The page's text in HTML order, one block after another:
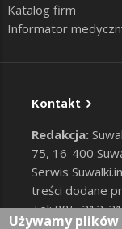
Katalog firm
Informator
Kontakt
Redakcja:
75, 16-400
Serwis
treści dodane
Tel: 885-212-
Używamy